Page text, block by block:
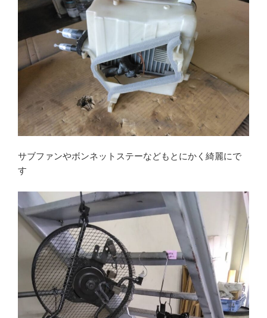
サブファンやボンネットステーなどもとにかく綺麗にで
す